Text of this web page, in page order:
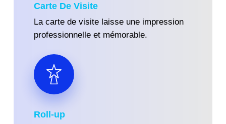
Carte De Visite
La carte de visite laisse une impression
professionnelle et mémorable.
Roll-up